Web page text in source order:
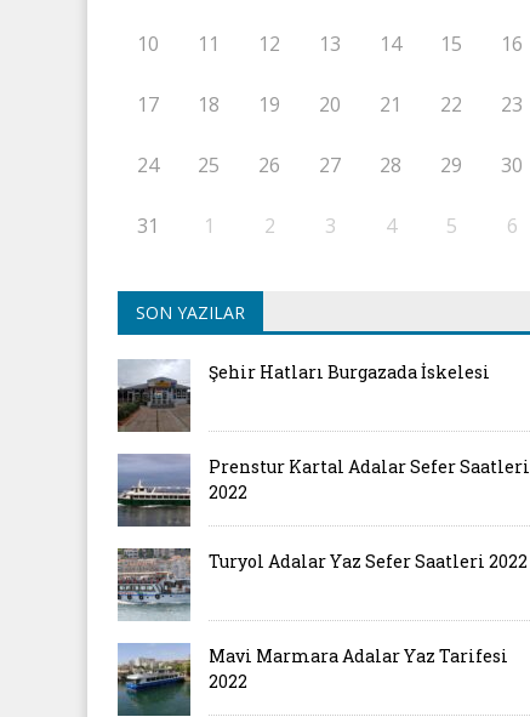
10 11 12 13 14 15 16
17 18 19 20 21 22 23
24 25 26 27 28 29 30
31 1 2 3 4 5 6
SON YAZILAR
Şehir Hatları Burgazada İskelesi
Prenstur Kartal Adalar Sefer Saatleri
2022
Turyol Adalar Yaz Sefer Saatleri 2022
Mavi Marmara Adalar Yaz Tarifesi
2022